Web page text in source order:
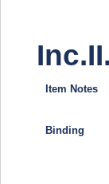
Item Notes
Binding